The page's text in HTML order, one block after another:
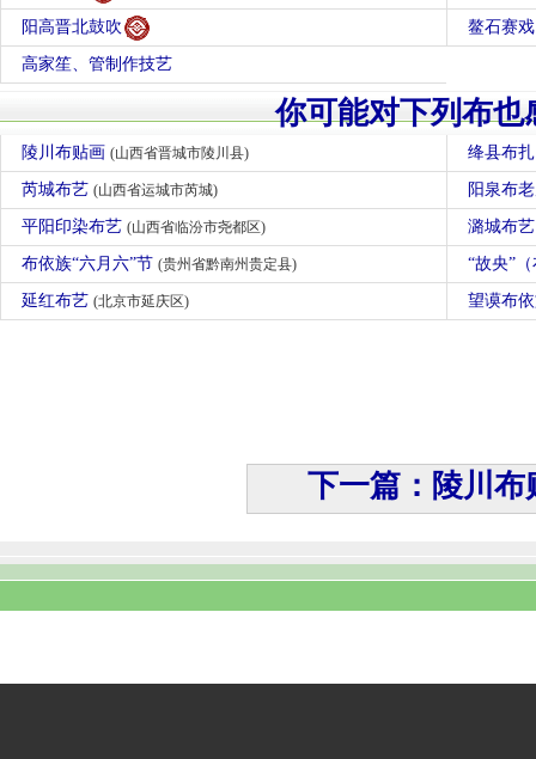
阳高晋北鼓吹 鳌石赛戏
高家笙、管制作技艺
你可能对下列布也
陵川布贴画 (山西省晋城市陵川县) 绛县布
芮城布艺 (山西省运城市芮城) 阳泉布
平阳印染布艺 (山西省临汾市尧都区) 潞城布
布依族“六月六”节 (贵州省黔南州贵定县) “故央”
延红布艺 (北京市延庆区) 望谟布
下一篇：陵川布